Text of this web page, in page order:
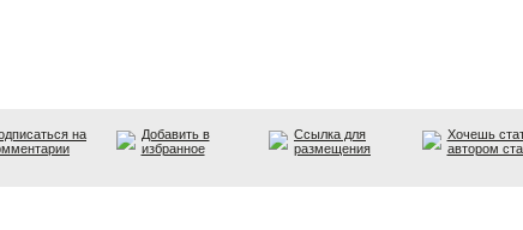
на
Добавить в
избранное
Ссылка для
размещения
Хочешь
автором